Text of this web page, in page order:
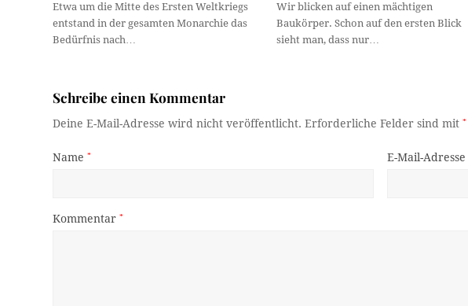
Etwa um die Mitte des Ersten Weltkriegs
entstand in der gesamten Monarchie das
Bedürfnis nach…
Wir blicken auf einen mächtigen
Baukörper. Schon auf den ersten Blick
sieht man, dass nur…
Schreibe einen Kommentar
Deine E-Mail-Adresse wird nicht veröffentlicht. Erforderliche Felder sind mit*
Name* E-Mail-Adresse
Kommentar*